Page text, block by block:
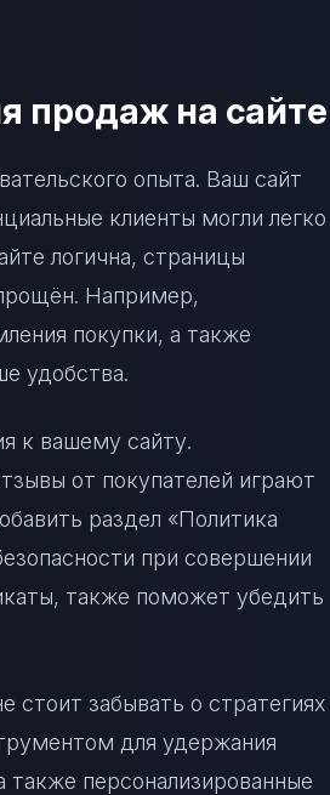
продаж на сайте
опыта. Ваш сайт
клиенты могли легко
логична, страницы
Например,
покупки, а также
удобства.
к вашему сайту.
от покупателей играют
раздел «Политика
при совершении
также поможет убедить
стоит забывать о стратегиях
для удержания
также персонализированные